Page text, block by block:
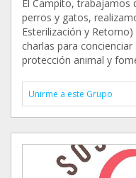
El Campito, trabajamos
perros y gatos,
Esterilización y
charlas para
protección animal y
Unirme a este Grupo